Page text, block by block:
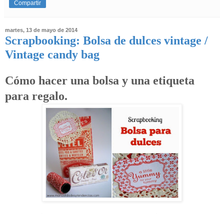
Compartir
martes, 13 de mayo de 2014
Scrapbooking: Bolsa de dulces vintage /
Vintage candy bag
Cómo hacer una bolsa y una etiqueta
para regalo.